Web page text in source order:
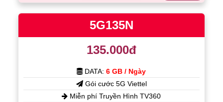
5G135N
135.000đ
DATA:6 GB / Ngày
Gói cước 5G Viettel
Miễn phí Truyền Hình TV360